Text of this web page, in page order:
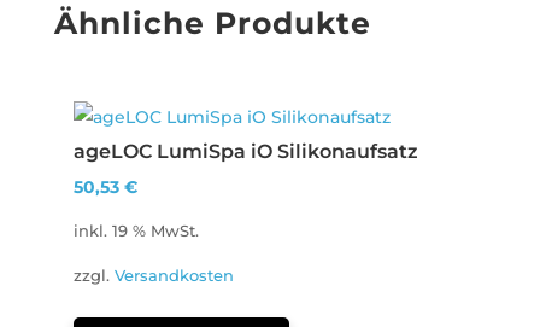
Ähnliche Produkte
ageLOC LumiSpa iO Silikonaufsatz
50,53 €
inkl. 19 % MwSt.
zzgl. Versandkosten